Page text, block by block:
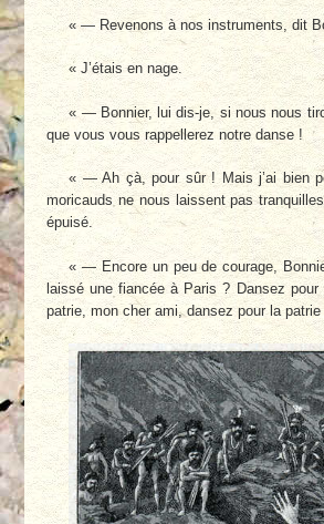
« — Revenons à nos instruments, dit
« J’étais en nage.
« — Bonnier, lui dis-je, si nous nous
que vous vous rappellerez notre danse !
« — Ah çà, pour sûr ! Mais j’ai bien
moricauds ne nous laissent pas
épuisé.
« — Encore un peu de courage,
laissé une fiancée à Paris ? Dansez
patrie, mon cher ami, dansez pour la patrie